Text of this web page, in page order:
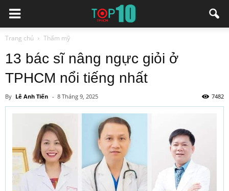
Trang chủ Thẩm mỹ
13 bác sĩ nâng ngực giỏi ở
TPHCM nổi tiếng nhất
By Lê Anh Tiến - 8 Tháng 9, 2025 7482